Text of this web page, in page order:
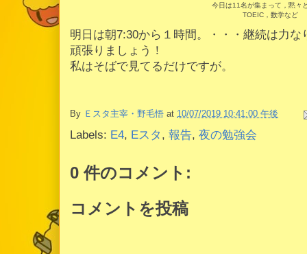
今日は11名が集まって，黙々
TOEIC，数学など
明日は朝7:30から１時間。・・・継続は力な
頑張りましょう！
私はそばで見てるだけですが。
By Ｅスタ主宰・野毛悟 at 10/07/2019 10:41:00 午後
Labels: E4, Eスタ , 報告, 夜の勉強会
0 件のコメント:
コメントを投稿